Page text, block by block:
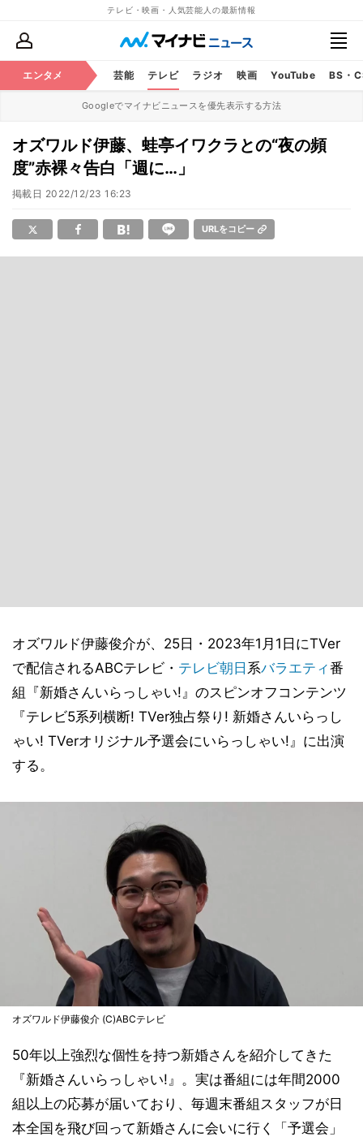
テレビ・映画・人気芸能人の最新情報
エンタメ 芸能 テレビ ラジオ 映画 YouTube BS・
Googleでマイナビニュースを優先表示する方法
オズワルド伊藤、蛙亭イワクラとの“夜の頻
度”赤裸々告白「週に…」
掲載日 2022/12/23 16:23
URLをコピー
オズワルド伊藤俊介が、25日・2023年1月1日にTVer
で配信されるABCテレビ・ テレビ朝日 系バラエティ番
組『新婚さんいらっしゃい!』のスピンオフコンテンツ
『テレビ5系列横断! TVer独占祭り! 新婚さんいらっし
ゃい! TVerオリジナル予選会にいらっしゃい!』に出演
する。
オズワルド伊藤俊介 (C)ABCテレビ
50年以上強烈な個性を持つ新婚さんを紹介してきた
『新婚さんいらっしゃい!』。実は番組には年間2000
組以上の応募が届いており、毎週末番組スタッフが日
本全国を飛び回って新婚さんに会いに行く「予選会」